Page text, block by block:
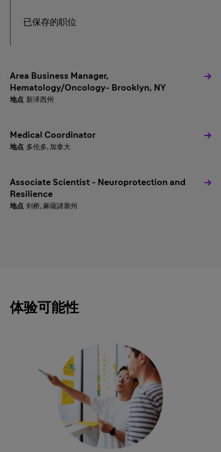
已保存的职位
Area Business Manager,
Hematology/Oncology- Brooklyn, NY
新泽西州
Medical Coordinator
多伦多, 加拿大
Associate Scientist - Neuroprotection and
Resilience
剑桥, 麻薩諸塞州
体验可能性